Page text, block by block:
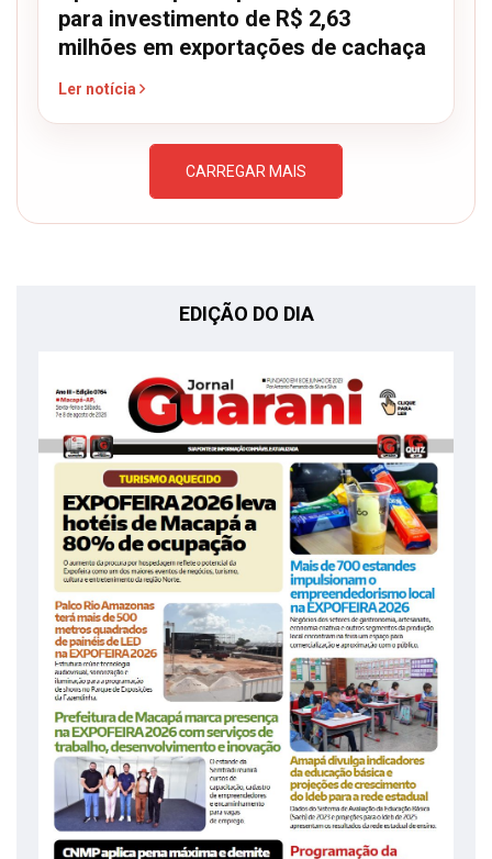
para investimento de R$ 2,63
milhões em exportações de cachaça
Ler notícia
CARREGAR MAIS
EDIÇÃO DO DIA